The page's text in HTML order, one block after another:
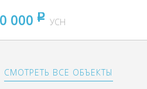
000 pуб
УСН
СМОТРЕТЬ ВСЕ ОБЪЕКТЫ